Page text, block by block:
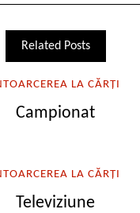
Related Posts
LA CĂRȚI
Campionat
LA CĂRȚI
Televiziune